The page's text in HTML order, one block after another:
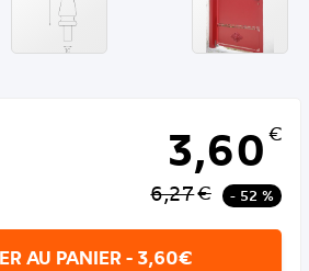
3,60 €
6,27€ - 52 %
AU PANIER - 3,60€